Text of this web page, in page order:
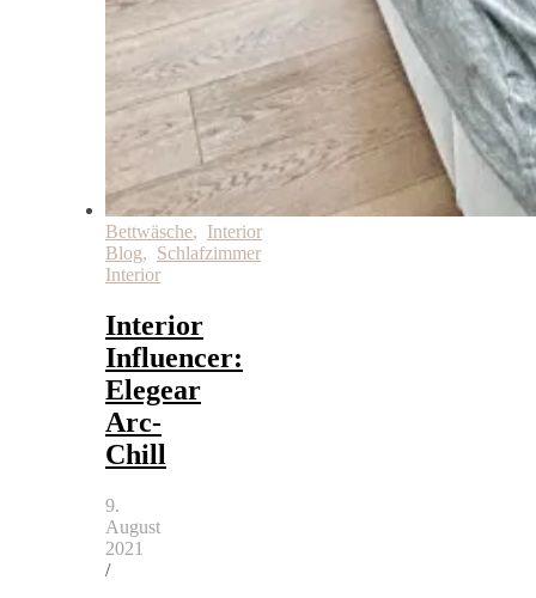
Bettwäsche, Interior
Blog, Schlafzimmer
Interior
Interior
Influencer:
Elegear
Arc-
Chill
9.
August
2021
/